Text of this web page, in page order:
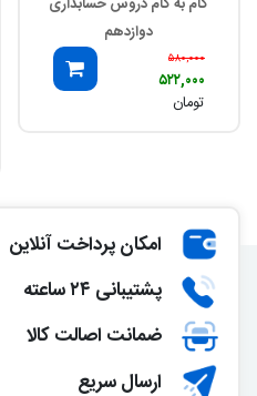
دوازدهم
۵۸۰,۰۰۰
۵۲۲,۰۰۰
تومان
امکان پرداخت آنلاین
پشتیبانی ۲۴ ساعته
ضمانت اصالت کالا
ارسال سریع